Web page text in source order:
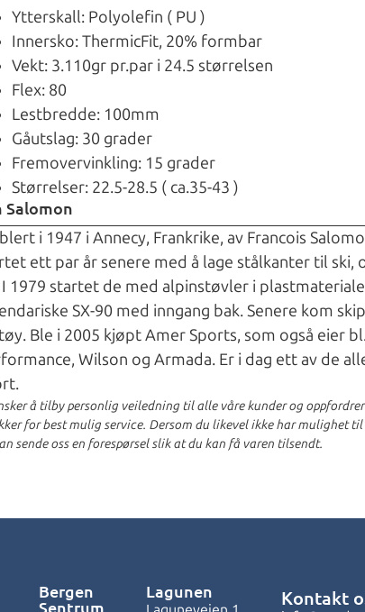
Ytterskall: Polyolefin ( PU )
Innersko: ThermicFit, 20% formbar
Vekt: 3.110gr pr.par i 24.5 størrelsen
Flex: 80
Lestbredde: 100mm
Gåutslag: 30 grader
Fremovervinkling: 15 grader
Størrelser: 22.5-28.5 (
Salomon
i 1947 i Annecy, Frankrike, av Francois
ett par år senere med å lage stålkanter til
I 1979 startet de med alpinstøvler i
SX-90 med inngang bak. Senere kom
Ble i 2005 kjøpt Amer Sports, som også eier
Wilson og Armada. Er i dag ett av de
å tilby personlig veiledning til alle våre kunder og
for best mulig service. Dersom du likevel ikke har mulighet
sende oss en forespørsel slik at du kan få varen tilsendt.
Bergen
Sentrum
Lagunen Kontakt